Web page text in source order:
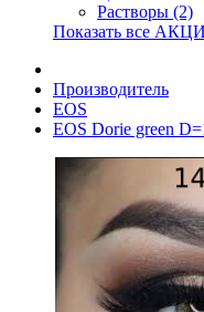
Растворы (2)
Показать все
Производитель
EOS
EOS Dorie green